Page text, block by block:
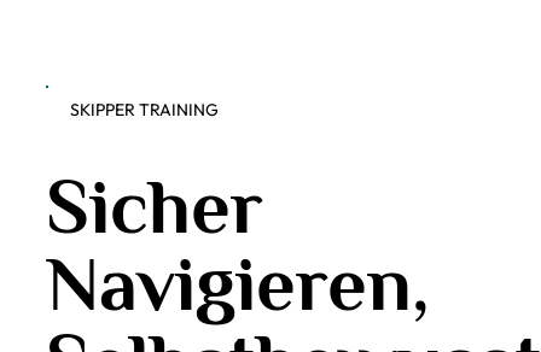
SKIPPER TRAINING
Sicher
Navigieren,